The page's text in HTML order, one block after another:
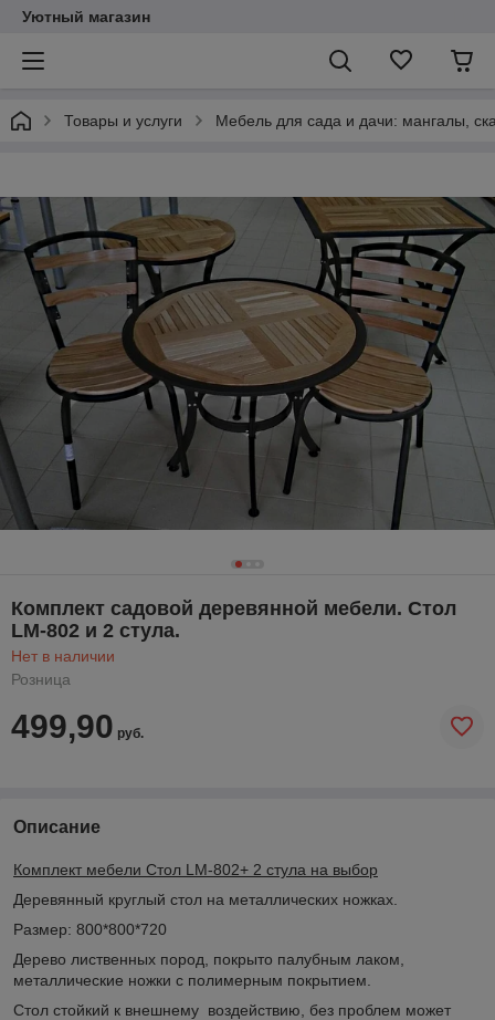
Уютный магазин
Товары и услуги Мебель для сада и дачи: мангалы,
Комплект садовой деревянной мебели. Стол
LM-802 и 2 стула.
Нет в наличии
Розница
499,90 руб.
Описание
Комплект мебели Стол LM-802+ 2 стула на выбор
Деревянный круглый стол на металлических ножках.
Размер: 800*800*720
Дерево лиственных пород, покрыто палубным лаком,
металлические ножки с полимерным покрытием.
Стол стойкий к внешнему воздействию, без проблем может